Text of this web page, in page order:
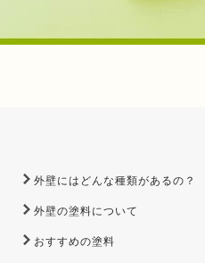
外壁にはどんな種類があるの？
外壁の塗料について
おすすめの塗料